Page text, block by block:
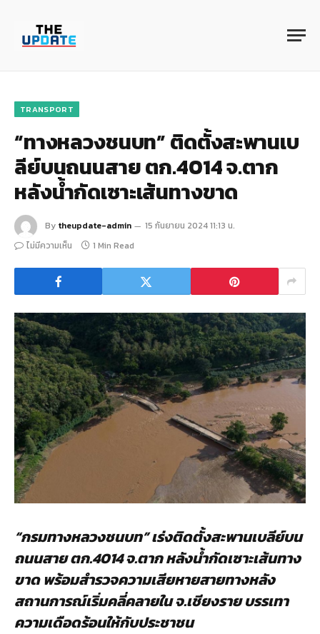
TRANSPORT
“ทางหลวงชนบท” ติดตั้งสะพานเบ
ลีย์บนถนนสาย ตก.4014 จ.ตาก
หลังน้ำกัดเซาะเส้นทางขาด
By theupdate-admin
15 กันยายน 2024 11:13 น.
ไม่มีความเห็น
1 Min Read
“กรมทางหลวงชนบท” เร่งติดตั้งสะพานเบลีย์บน
ถนนสาย ตก.4014 จ.ตาก หลังน้ำกัดเซาะเส้นทาง
ขาด พร้อมสำรวจความเสียหายสายทางหลัง
สถานการณ์เริ่มคลี่คลายใน จ.เชียงราย บรรเทา
ความเดือดร้อนให้กับประชาชน